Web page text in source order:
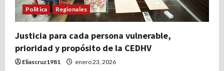
Politica Regionales
Justicia para cada persona vulnerable,
prioridad y propósito de la CEDHV
Eliascruz1981 enero 23, 2026